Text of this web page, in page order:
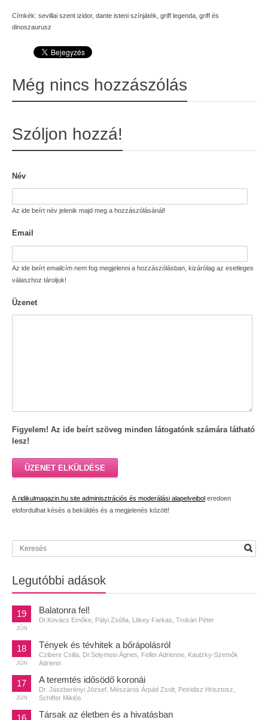
Címkék: sevillai szent izidor, dante isteni színjáték griff legenda griff és
dinoszaurusz
Még nincs hozzászólás
Szóljon hozzá!
Név
Az ide beírt név jelenik majd meg a hozzászólásánál!
Email
Az ide beírt emailcím nem fog megjelenni a hozzászólásban, kizárólag az esetleges
válaszhoz tároljuk!
Üzenet
Figyelem! Az ide beírt szöveg minden látogatónk számára látható
lesz!
ÜZENET ELKÜLDÉSE
A ridikulmagazin.hu site adminisztrációs és moderálási alapelveibol eredoen
elofordulhat késés a beküldés és a megjelenés között!
Legutóbbi adások
19
JÚN
Balatonra fel!
Dr.Kovács Emőke, Pályi Zsófia, Litkey Farkas, Trokán Péter
18
JÚN
Tények és tévhitek a bőrápolásról
Czibere Csilla, Dr.Solymosi Ágnes, Feller Adrienne, Kautzky-Szemők
Adrienn
17
JÚN
A teremtés idősödő koronái
Dr. Jászberényi József, Mészáros Árpád Zsolt, Petridisz Hrisztosz,
Schiffer Miklós
16 Társak az életben és a hivatásban